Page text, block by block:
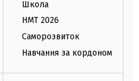
Школа
НМТ 2026
Саморозвиток
Навчання за кордоном